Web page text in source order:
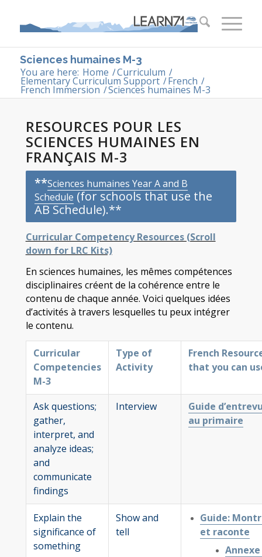
Sciences humaines M-3
You are here: Home /Curriculum /
Elementary Curriculum Support /French /
French Immersion /Sciences humaines M-3
RESOURCES POUR LES
SCIENCES HUMAINES EN
FRANÇAIS M-3
**Sciences humaines Year A and B
Schedule (for schools that use the
AB Schedule).**
Curricular Competency Resources (Scroll
down for LRC Kits)
En sciences humaines, les mêmes compétences
disciplinaires créent de la cohérence entre le
contenu de chaque année. Voici quelques idées
d’activités à travers lesquelles tu peux intégrer
le contenu.
Curricular
Competencies
M-3
Type of
Activity
French
that you can
Ask questions;
gather,
interpret, and
analyze ideas;
and
communicate
findings
Interview
Guide
au primaire
Explain the
significance of
something
Show and
tell
Guide:
et raconte
Annexe